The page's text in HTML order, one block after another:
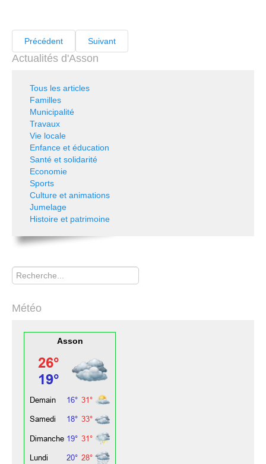
Précédent Suivant
Actualités d'Asson
Tous les articles
Familles
Municipalité
Travaux
Vie locale
Enfance et éducation
Santé et solidarité
Economie
Sports
Culture et animations
Jumelage
Histoire et patrimoine
Rechercher
Météo
Asson